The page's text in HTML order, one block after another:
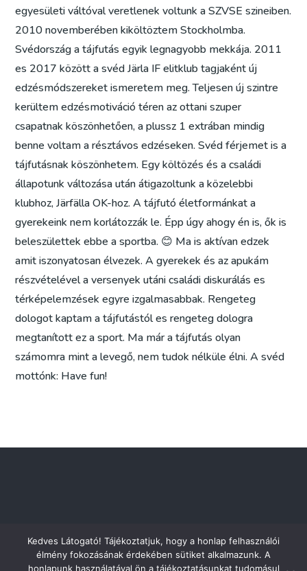
egyesületi váltóval veretlenek voltunk a SZVSE szineiben.
2010 novemberében kiköltöztem Stockholmba.
Svédország a tájfutás egyik legnagyobb mekkája. 2011
es 2017 között a svéd Järla IF elitklub tagjaként új
edzésmódszereket ismeretem meg. Teljesen új szintre
kerültem edzésmotiváció téren az ottani szuper
csapatnak köszönhetően, a plussz 1 extrában mindig
benne voltam a résztávos edzéseken. Svéd férjemet is a
tájfutásnak köszönhetem. Egy költözés és a családi
állapotunk változása után átigazoltunk a közelebbi
klubhoz, Järfälla OK-hoz. A tájfutó életformánkat a
gyerekeink nem korlátozzák le. Épp úgy ahogy én is, ők is
beleszülettek ebbe a sportba. 😊 Ma is aktívan edzek
amit iszonyatosan élvezek. A gyerekek és az apukám
részvételével a versenyek utáni családi diskurálás es
térképelemzések egyre izgalmasabbak. Rengeteg
dologot kaptam a tájfutástól es rengeteg dologra
megtanított ez a sport. Ma már a tájfutás olyan
számomra mint a levegő, nem tudok nélküle élni. A svéd
mottónk: Have fun!
Kedves Látogató! Tájékoztatjuk, hogy a honlap felhasználói
élmény fokozásának érdekében sütiket alkalmazunk. A
honlapunk használatával ön a tájékoztatásunkat tudomásul